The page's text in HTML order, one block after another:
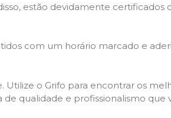
estão devidamente certificados
com um horário marcado e
Utilize o Grifo para encontrar os
qualidade e profissionalismo que